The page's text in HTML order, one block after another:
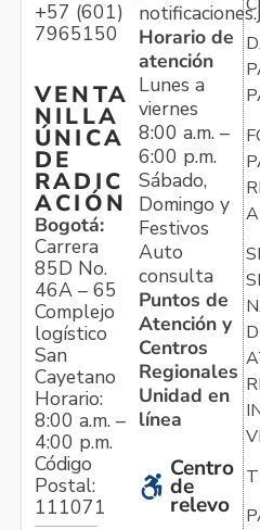
+57 (601)
7965150
VENTA
NILLA
ÚNICA
DE
RADIC
ACIÓN
Bogotá:
Carrera
85D No.
46A – 65
Complejo
logístico
San
Cayetano
Horario:
8:00 a.m. –
4:00 p.m.
Código
Postal:
111071
Horario de
atención
Lunes a
viernes
8:00 a.m. –
6:00 p.m.
Sábado,
Domingo y
Festivos
Auto
consulta
Puntos de
Atención y
Centros
Regionales
Unidad en
línea
Centro
de
relevo